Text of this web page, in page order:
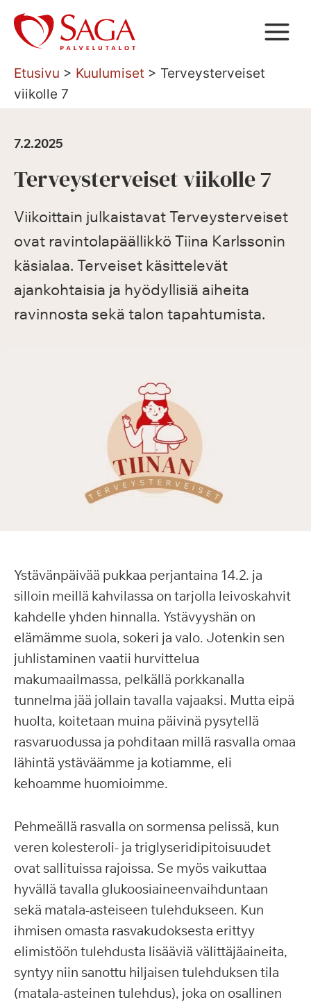
Siirry
sisältöön
Etusivu > Kuulumiset > Terveysterveiset
viikolle 7
7.2.2025
Terveysterveiset viikolle 7
Viikoittain julkaistavat Terveysterveiset
ovat ravintolapäällikkö Tiina Karlssonin
käsialaa. Terveiset käsittelevät
ajankohtaisia ja hyödyllisiä aiheita
ravinnosta sekä talon tapahtumista.
Ystävänpäivää pukkaa perjantaina 14.2. ja
silloin meillä kahvilassa on tarjolla leivoskahvit
kahdelle yhden hinnalla. Ystävyyshän on
elämämme suola, sokeri ja valo. Jotenkin sen
juhlistaminen vaatii hurvittelua
makumaailmassa, pelkällä porkkanalla
tunnelma jää jollain tavalla vajaaksi. Mutta eipä
huolta, koitetaan muina päivinä pysytellä
rasvaruodussa ja pohditaan millä rasvalla omaa
lähintä ystäväämme ja kotiamme, eli
kehoamme huomioimme.
Pehmeällä rasvalla on sormensa pelissä, kun
veren kolesteroli- ja triglyseridipitoisuudet
ovat sallituissa rajoissa. Se myös vaikuttaa
hyvällä tavalla glukoosiaineenvaihduntaan
sekä matala-asteiseen tulehdukseen. Kun
ihmisen omasta rasvakudoksesta erittyy
elimistöön tulehdusta lisääviä välittäjäaineita,
syntyy niin sanottu hiljaisen tulehduksen tila
(matala-asteinen tulehdus), joka on osallinen